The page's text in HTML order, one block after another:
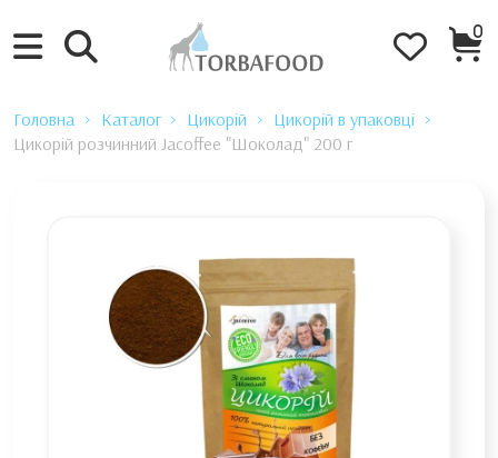
0
Головна Каталог Цикорій
Цикорій в упаковці
Цикорій розчинний Jacoffee "Шоколад" 200 г